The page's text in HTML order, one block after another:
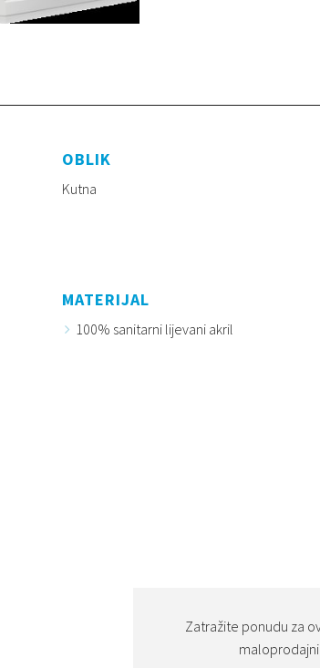
OBLIK
Kutna
MATERIJAL
100% sanitarni lijevani akril
Zatražite ponudu za